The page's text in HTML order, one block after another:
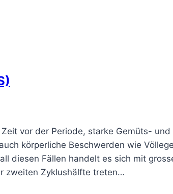
vor der Periode, starke Gemüts-
körperliche Beschwerden wie
diesen Fällen handelt es sich mit
zweiten Zyklushälfte treten…